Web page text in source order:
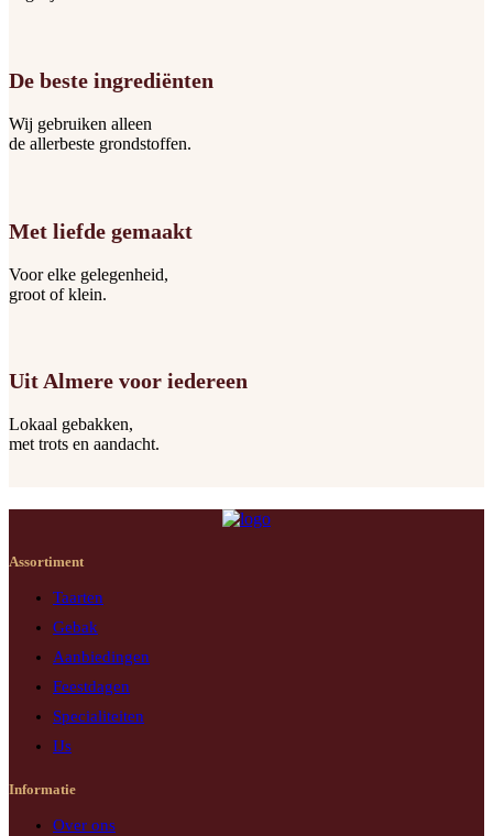
De beste ingrediënten
Wij gebruiken alleen
de allerbeste grondstoffen.
Met liefde gemaakt
Voor elke gelegenheid,
groot of klein.
Uit Almere voor iedereen
Lokaal gebakken,
met trots en aandacht.
Assortiment
Taarten
Gebak
Aanbiedingen
Feestdagen
Specialiteiten
IJs
Informatie
Over ons